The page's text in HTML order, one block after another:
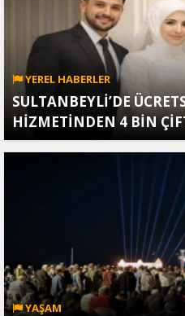
YEREL HABERLER
SULTANBEYLİ’DE
HİZMETİNDEN 4 BİN
YAŞAM